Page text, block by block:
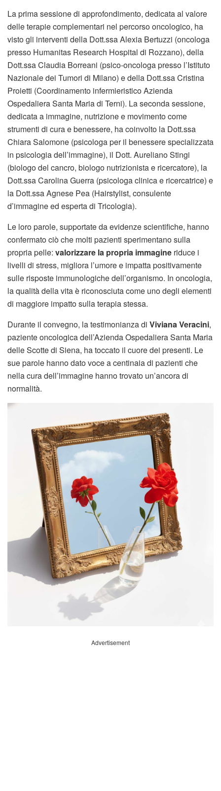
La prima sessione di approfondimento, dedicata al valore
delle terapie complementari nel percorso oncologico, ha
visto gli interventi della Dott.ssa Alexia Bertuzzi (oncologa
presso Humanitas Research Hospital di Rozzano), della
Dott.ssa Claudia Borreani (psico-oncologa presso l’Istituto
Nazionale dei Tumori di Milano) e della Dott.ssa Cristina
Proietti (Coordinamento infermieristico Azienda
Ospedaliera Santa Maria di Terni). La seconda sessione,
dedicata a immagine, nutrizione e movimento come
strumenti di cura e benessere, ha coinvolto la Dott.ssa
Chiara Salomone (psicologa per il benessere specializzata
in psicologia dell’immagine), il Dott. Aureliano Stingi
(biologo del cancro, biologo nutrizionista e ricercatore), la
Dott.ssa Carolina Guerra (psicologa clinica e ricercatrice) e
la Dott.ssa Agnese Pea (Hairstylist, consulente
d’immagine ed esperta di Tricologia).
Le loro parole, supportate da evidenze scientifiche, hanno
confermato ciò che molti pazienti sperimentano sulla
propria pelle: valorizzare la propria immagine riduce i
livelli di stress, migliora l’umore e impatta positivamente
sulle risposte immunologiche dell’organismo. In oncologia,
la qualità della vita è riconosciuta come uno degli elementi
di maggiore impatto sulla terapia stessa.
Durante il convegno, la testimonianza di Viviana Veracini,
paziente oncologica dell’Azienda Ospedaliera Santa Maria
delle Scotte di Siena, ha toccato il cuore dei presenti. Le
sue parole hanno dato voce a centinaia di pazienti che
nella cura dell’immagine hanno trovato un’ancora di
normalità.
Advertisement